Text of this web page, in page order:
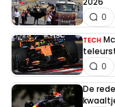
0
TECH
0
De